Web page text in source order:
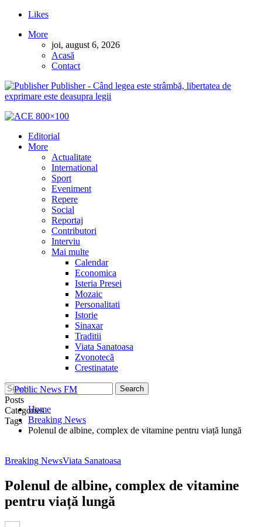
Likes
More
joi, august 6, 2026
Acasă
Contact
Publisher - Când legea este strâmbă, libertatea de
exprimare este deasupra legii
Editorial
More
Actualitate
International
Sport
Eveniment
Repere
Social
Reportaj
Contributori
Interviu
Mai multe
Calendar
Economica
Isteria Presei
Mozaic
Personalitati
Istorie
Sinaxar
Traditii
Viata Sanatoasa
Zvonotecă
Crestinatate
Posts
Categories
Tags
Home
Breaking News
Polenul de albine, complex de vitamine pentru viață lungă
Breaking NewsViata Sanatoasa
Polenul de albine, complex de vitamine
pentru viață lungă